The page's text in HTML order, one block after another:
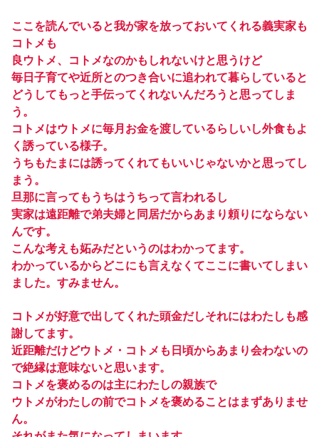
ここを読んでいると我が家を放っておいてくれる義実家も
コトメも
良ウトメ、コトメなのかもしれないけと思うけど
毎日子育てや近所とのつき合いに追われて暮らしていると
どうしてもっと手伝ってくれないんだろうと思ってしま
う。
コトメはウトメに毎月お金を渡しているらしいし外食もよ
く誘っている様子。
うちもたまには誘ってくれてもいいじゃないかと思ってし
まう。
旦那に言ってもうちはうちって言われるし
実家は遠距離で弟夫婦と同居だからあまり頼りにならない
んです。
こんな考えも妬みだというのはわかってます。
わかっているからどこにも言えなくてここに書いてしまい
ました。すみません。
コトメが好意で出してくれた頭金だしそれにはわたしも感
謝してます。
近距離だけどウトメ・コトメも日頃からあまり会わないの
で絶縁は意味ないと思います。
コトメを褒めるのは主にわたしの親族で
ウトメがわたしの前でコトメを褒めることはまずありませ
ん。